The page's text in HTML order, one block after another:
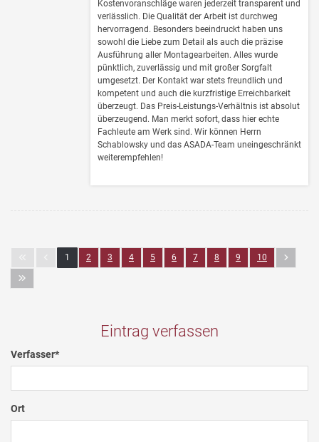
Kostenvoranschläge waren jederzeit transparent und
verlässlich. Die Qualität der Arbeit ist durchweg
hervorragend. Besonders beeindruckt haben uns
sowohl die Liebe zum Detail als auch die präzise
Ausführung aller Montagearbeiten. Alles wurde
pünktlich, zuverlässig und mit großer Sorgfalt
umgesetzt. Der Kontakt war stets freundlich und
kompetent und auch die kurzfristige Erreichbarkeit
überzeugt. Das Preis-Leistungs-Verhältnis ist absolut
überzeugend. Man merkt sofort, dass hier echte
Fachleute am Werk sind. Wir können Herrn
Schablowsky und das ASADA-Team uneingeschränkt
weiterempfehlen!
1 2 3 4 5 6 7 8 9 10
Eintrag verfassen
Verfasser*
Ort